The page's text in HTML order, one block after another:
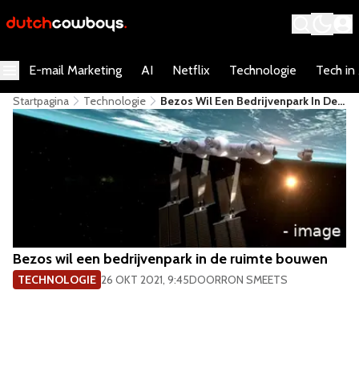
E-mail Marketing AI Netflix Technologie Tech in
Startpagina Technologie
Bezos Wil Een Bedrijvenpark In De
Ruimte Bouwen
Bezos wil een bedrijvenpark in de ruimte bouwen
TECHNOLOGIE 26 OKT 2021, 9:45DOORRON SMEETS